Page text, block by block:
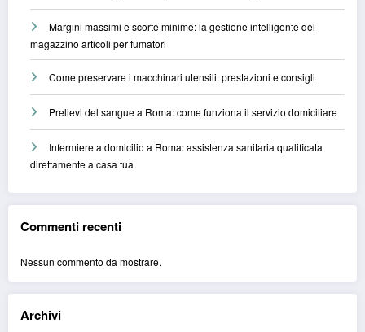
Margini massimi e scorte minime: la gestione intelligente del
magazzino articoli per fumatori
Come preservare i macchinari utensili: prestazioni e consigli
Prelievi del sangue a Roma: come funziona il servizio domiciliare
Infermiere a domicilio a Roma: assistenza sanitaria qualificata
direttamente a casa tua
Commenti recenti
Nessun commento da mostrare.
Archivi